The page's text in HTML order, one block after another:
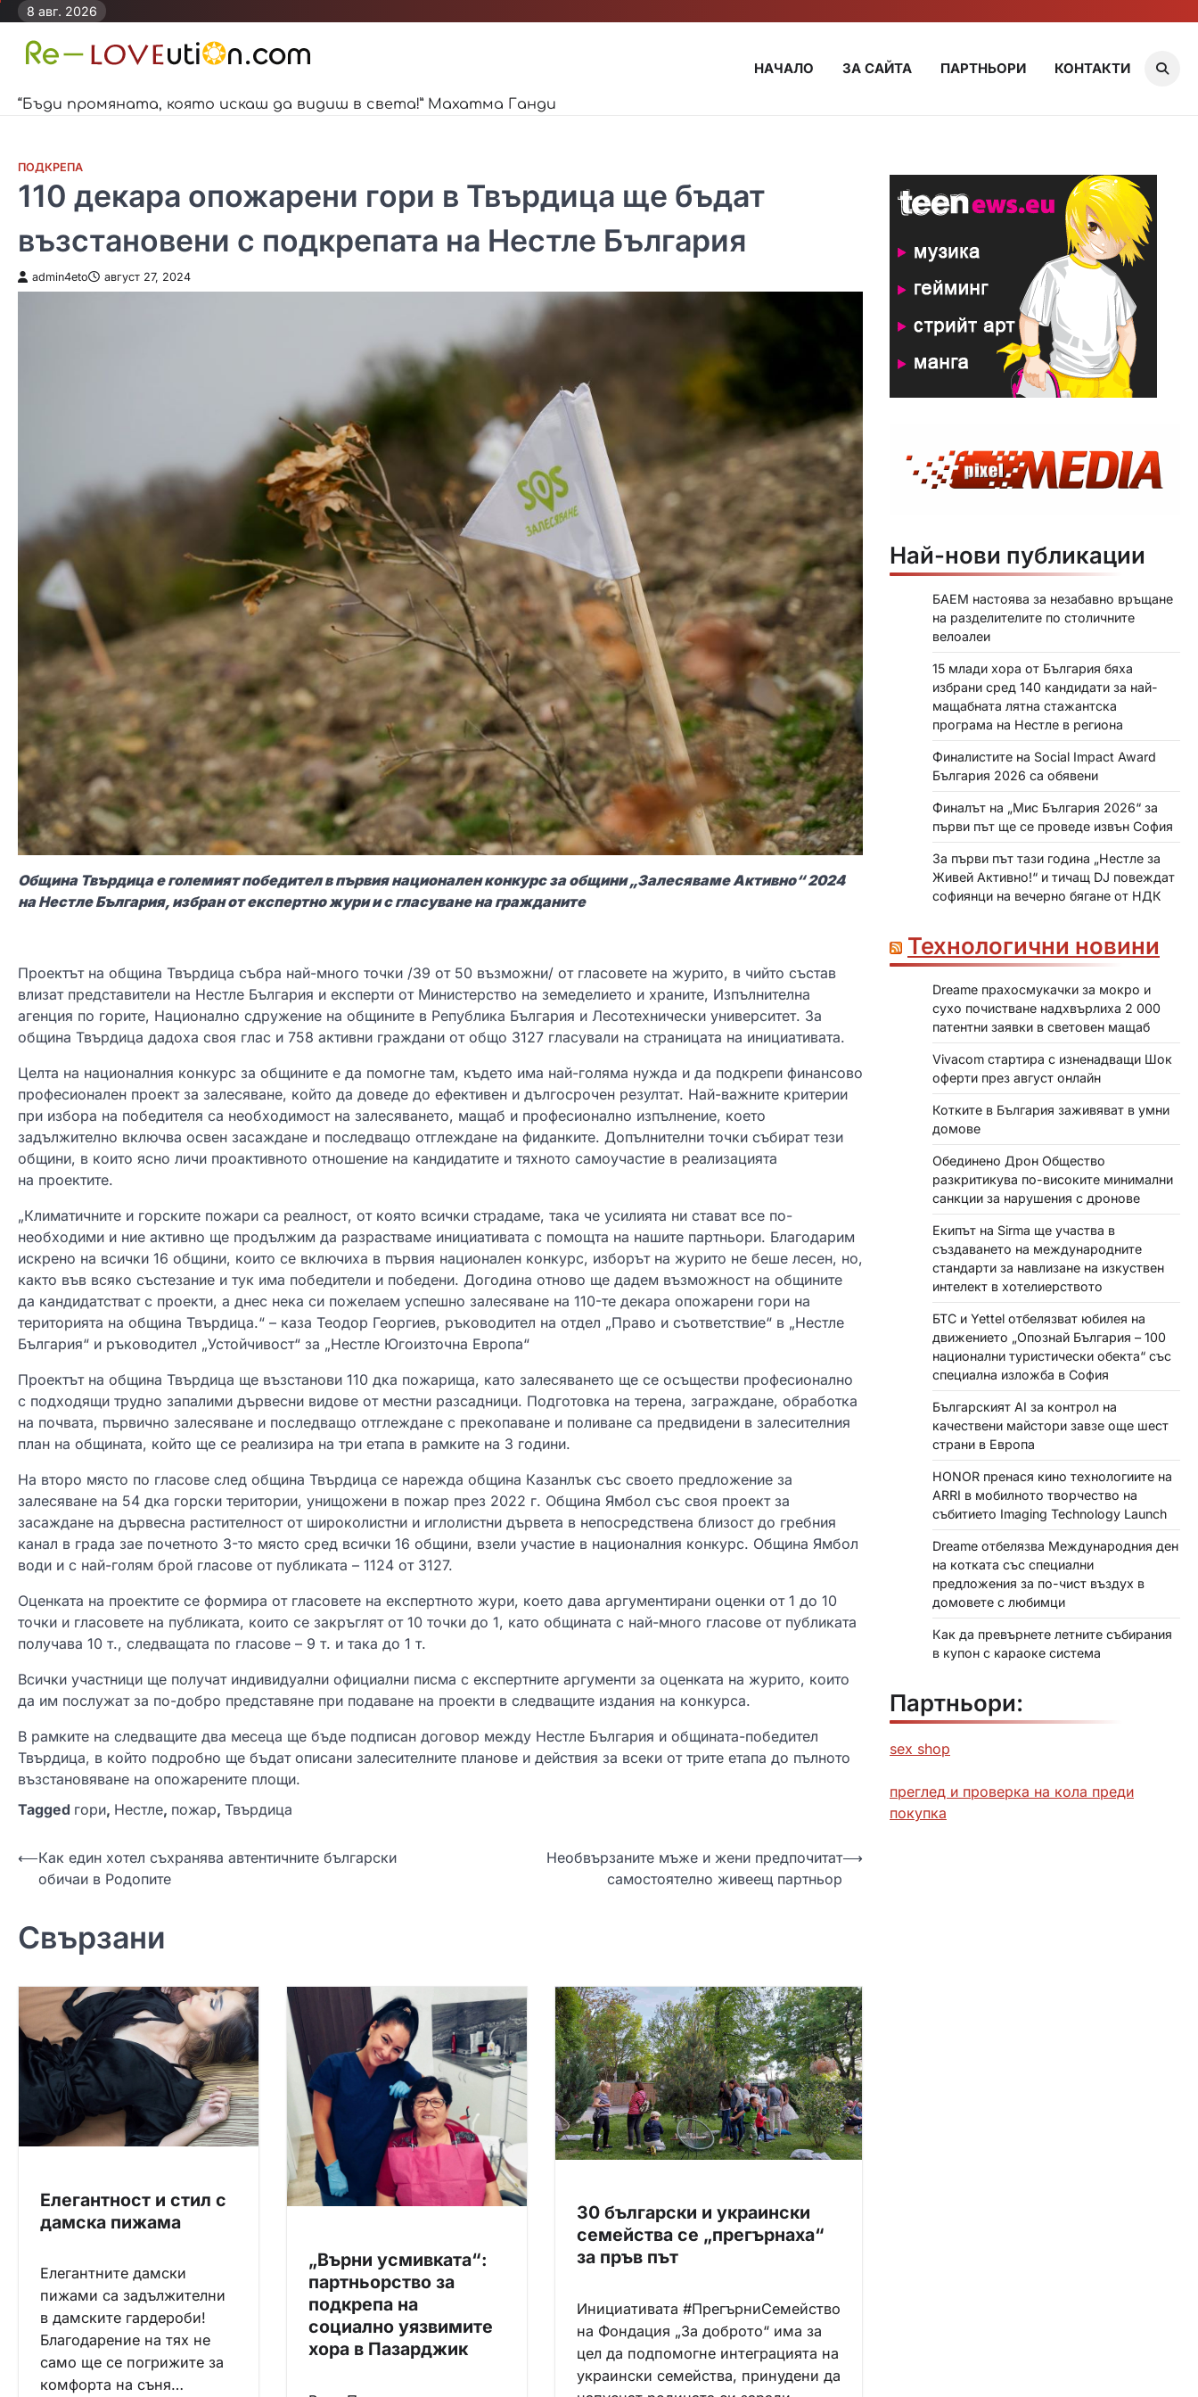
Skip
content
8 авг. 2026
“Бъди промяната, която искаш да видиш в света!” Махатма Ганди
НАЧАЛО ЗА САЙТА ПАРТНЬОРИ КОНТАКТИ
ПОДКРЕПА
110 декара опожарени гори в Твърдица ще бъдат
възстановени с подкрепата на Нестле България
admin4eto август 27, 2024
Община Твърдица е големият победител в първия национален конкурс за общини „Залесяваме Активно“ 2024
на Нестле България, избран от експертно жури и с гласуване на гражданите
Проектът на община Твърдица събра най-много точки /39 от 50 възможни/ от гласовете на журито, в чийто състав
влизат представители на Нестле България и експерти от Министерство на земеделието и храните, Изпълнителна
агенция по горите, Национално сдружение на общините в Република България и Лесотехнически университет. За
община Твърдица дадоха своя глас и 758 активни граждани от общо 3127 гласували на страницата на инициативата.
Целта на националния конкурс за общините е да помогне там, където има най-голяма нужда и да подкрепи финансово
професионален проект за залесяване, който да доведе до ефективен и дългосрочен резултат. Най-важните критерии
при избора на победителя са необходимост на залесяването, мащаб и професионално изпълнение, което
задължително включва освен засаждане и последващо отглеждане на фиданките. Допълнителни точки събират тези
общини, в които ясно личи проактивното отношение на кандидатите и тяхното самоучастие в реализацията
на проектите.
„Климатичните и горските пожари са реалност, от която всички страдаме, така че усилията ни стават все по-
необходими и ние активно ще продължим да разрастваме инициативата с помощта на нашите партньори. Благодарим
искрено на всички 16 общини, които се включиха в първия национален конкурс, изборът на журито не беше лесен, но,
както във всяко състезание и тук има победители и победени. Догодина отново ще дадем възможност на общините
да кандидатстват с проекти, а днес нека си пожелаем успешно залесяване на 110-те декара опожарени гори на
територията на община Твърдица.“ – каза Теодор Георгиев, ръководител на отдел „Право и съответствие“ в „Нестле
България“ и ръководител „Устойчивост“ за „Нестле Югоизточна Европа“
Проектът на община Твърдица ще възстанови 110 дка пожарища, като залесяването ще се осъществи професионално
с подходящи трудно запалими дървесни видове от местни разсадници. Подготовка на терена, заграждане, обработка
на почвата, първично залесяване и последващо отглеждане с прекопаване и поливане са предвидени в залесителния
план на общината, който ще се реализира на три етапа в рамките на 3 години.
На второ място по гласове след община Твърдица се нарежда община Казанлък със своето предложение за
залесяване на 54 дка горски територии, унищожени в пожар през 2022 г. Община Ямбол със своя проект за
засаждане на дървесна растителност от широколистни и иглолистни дървета в непосредствена близост до гребния
канал в града зае почетното 3-то място сред всички 16 общини, взели участие в националния конкурс. Община Ямбол
води и с най-голям брой гласове от публиката – 1124 от 3127.
Оценката на проектите се формира от гласовете на експертното жури, което дава аргументирани оценки от 1 до 10
точки и гласовете на публиката, които се закръглят от 10 точки до 1, като общината с най-много гласове от публиката
получава 10 т., следващата по гласове – 9 т. и така до 1 т.
Всички участници ще получат индивидуални официални писма с експертните аргументи за оценката на журито, които
да им послужат за по-добро представяне при подаване на проекти в следващите издания на конкурса.
В рамките на следващите два месеца ще бъде подписан договор между Нестле България и общината-победител
Твърдица, в който подробно ще бъдат описани залесителните планове и действия за всеки от трите етапа до пълното
възстановяване на опожарените площи.
Tagged гори, Нестле, пожар, Твърдица
Н
и
ц
я
⟵Как един хотел съхранява автентичните български
обичаи в Родопите
Необвързаните мъже и жени предпочитат
самостоятелно живеещ партньор
⟶
Свързани
Елегантност и стил с
дамска пижама
Елегантните дамски
пижами са задължителни
в дамските гардероби!
Благодарение на тях не
само ще се погрижите за
комфорта на съня…
„Върни усмивката“:
партньорство за
подкрепа на
социално уязвимите
хора в Пазарджик
30 български и украински
семейства се „прегърнаха“
за пръв път
Инициативата #ПрегърниСемейство
на Фондация „За доброто“ има за
цел да подпомогне интеграцията на
украински семейства, принудени да
Най-нови публикации
БАЕМ настоява за незабавно връщане
на разделителите по столичните
велоалеи
15 млади хора от България бяха
избрани сред 140 кандидати за най-
мащабната лятна стажантска
програма на Нестле в региона
Финалистите на Social Impact Award
България 2026 са обявени
Финалът на „Мис България 2026“ за
първи път ще се проведе извън София
За първи път тази година „Нестле за
Живей Активно!“ и тичащ DJ повеждат
софиянци на вечерно бягане от НДК
Технологични новини
Dreame прахосмукачки за мокро и
сухо почистване надхвърлиха 2 000
патентни заявки в световен мащаб
Vivacom стартира с изненадващи Шок
оферти през август онлайн
Котките в България заживяват в умни
домове
Обединено Дрон Общество
разкритикува по-високите минимални
санкции за нарушения с дронове
Екипът на Sirma ще участва в
създаването на международните
стандарти за навлизане на изкуствен
интелект в хотелиерството
БТС и Yettel отбелязват юбилея на
движението „Опознай България – 100
национални туристически обекта“ със
специална изложба в София
Българският AI за контрол на
качествени майстори завзе още шест
страни в Европа
HONOR пренася кино технологиите на
ARRI в мобилното творчество на
събитието Imaging Technology Launch
Dreame отбелязва Международния ден
на котката със специални
предложения за по-чист въздух в
домовете с любимци
Как да превърнете летните събирания
в купон с караоке система
Партньори:
sex shop
преглед и проверка на кола преди
покупка